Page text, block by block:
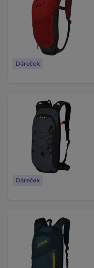
Dáreček
Dáreček